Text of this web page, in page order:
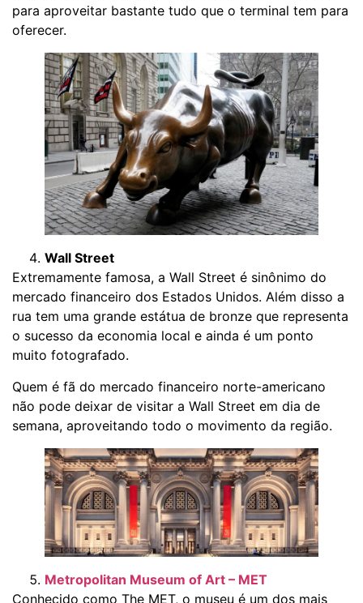
para aproveitar bastante tudo que o terminal tem para
oferecer.
Wall Street
Extremamente famosa, a Wall Street é sinônimo do
mercado financeiro dos Estados Unidos. Além disso a
rua tem uma grande estátua de bronze que representa
o sucesso da economia local e ainda é um ponto
muito fotografado.
Quem é fã do mercado financeiro norte-americano
não pode deixar de visitar a Wall Street em dia de
semana, aproveitando todo o movimento da região.
Metropolitan Museum of Art – MET
Conhecido como The MET, o museu é um dos mais